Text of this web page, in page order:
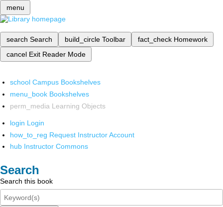
menu
search Search build_circle Toolbar fact_check Homework
cancel Exit Reader Mode
school Campus Bookshelves
menu_book Bookshelves
perm_media Learning Objects
login Login
how_to_reg Request Instructor Account
hub Instructor Commons
Search
Search this book